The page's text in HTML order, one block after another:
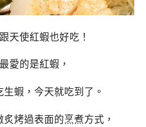
天使紅蝦也好吃！
愛的是紅蝦，
蝦，今天就吃到了。
烤過表面的烹煮方式，